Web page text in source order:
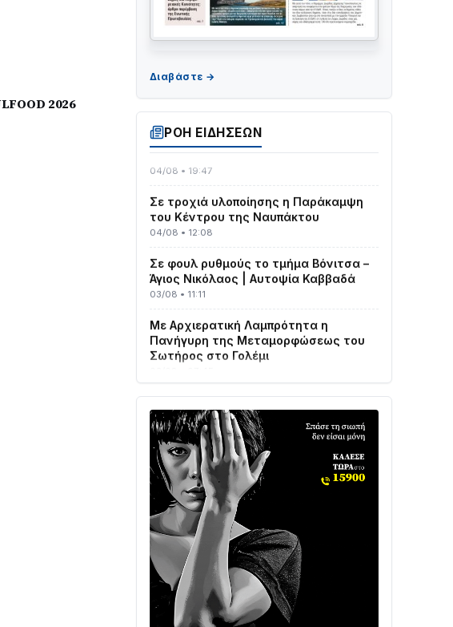
2026
ΡΟΗ ΕΙΔΗΣΕΩΝ
ΤΟ ΠΑΡΤΥ ΣΥΝΕΧΙΖΕΤΑΙ…
Στο σκοτάδι μεγάλο μέρος στο Λυγιά
Ναυπάκτου
04/08 • 19:47
του Κέντρου της Ναυπάκτου
04/08 • 12:08
Άγιος Νικόλαος | Αυτοψία Καββαδά
03/08 • 11:11
Πανήγυρη της Μεταμορφώσεως του
Σωτήρος στο Γολέμι
03/08 • 07:45
Ενισχύεται η Πολιτική Προστασία στο
Δήμο Αγρινίου με δύο νέα υδροφόρα
οχήματα
02/08 • 18:26
Διαβάστε την «Ναυπακτία» που
κυκλοφορεί
31/07 • 08:16
Δωρίδα για Όλους: «Καμία εκχώρηση
των νερών στην ΕΥΔΑΠ»
28/07 • 21:46
Διαβάστε την «Ναυπακτία» που
κυκλοφορεί
24/07 • 11:31